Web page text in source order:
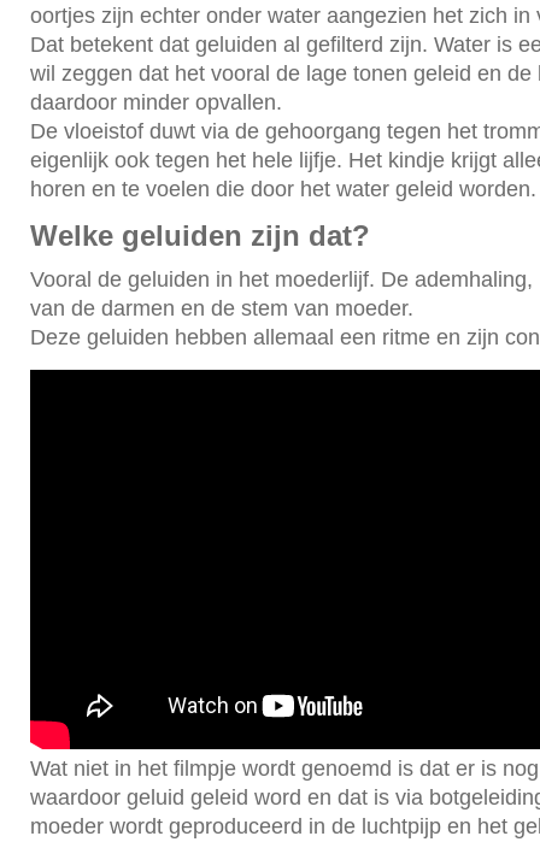
oortjes zijn echter onder water aangezien het zich in
Dat betekent dat geluiden al gefilterd zijn. Water is
wil zeggen dat het vooral de lage tonen geleid en de
daardoor minder opvallen.
De vloeistof duwt via de gehoorgang tegen het
eigenlijk ook tegen het hele lijfje. Het kindje krijgt
horen en te voelen die door het water geleid
Welke geluiden zijn dat?
Vooral de geluiden in het moederlijf. De
van de darmen en de stem van moeder.
Deze geluiden hebben allemaal een ritme en zijn
Wat niet in het filmpje wordt genoemd is dat er is
waardoor geluid geleid word en dat is via
moeder wordt geproduceerd in de luchtpijp en het